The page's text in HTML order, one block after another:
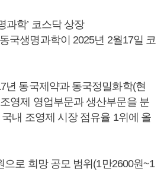
과학’ 코스닥 상장
국생명과학이 2025년 2월17일 코
년 동국제약과 동국정밀화학(현
영제 영업부문과 생산부문을 분
내 조영제 시장 점유율 1위에 올
으로 희망 공모 범위(1만2600원~1